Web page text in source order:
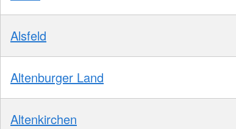
Alsfeld
Altenburger Land
Altenkirchen